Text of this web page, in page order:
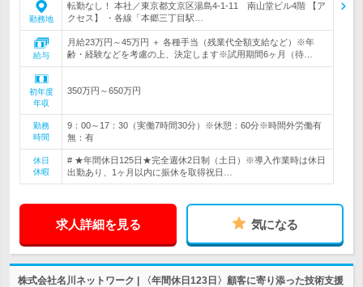
勤務地
転勤なし！ 本社／東京都文京区湯島4-1-11 南山堂ビル4階 【ア
クセス】 ・各線「本郷三丁目駅…
給与
月給23万円～45万円 ＋ 各種手当（残業代全額支給など）※年
齢・経験などを考慮の上、決定します※試用期間6ヶ月（待…
初年度
年収
350万円～650万円
勤務
時間
9：00～17：30（実働7時間30分）※休憩：60分※時間外労働有
無：有
休日
休暇
# ★年間休日125日★完全週休2日制（土日）※導入作業時は休日
出勤あり、1ヶ月以内に振休を取得祝日…
求人詳細を見る 気になる
株式会社名川ネットワーク | 〈年間休日123日〉顧客に寄り添った技術支援